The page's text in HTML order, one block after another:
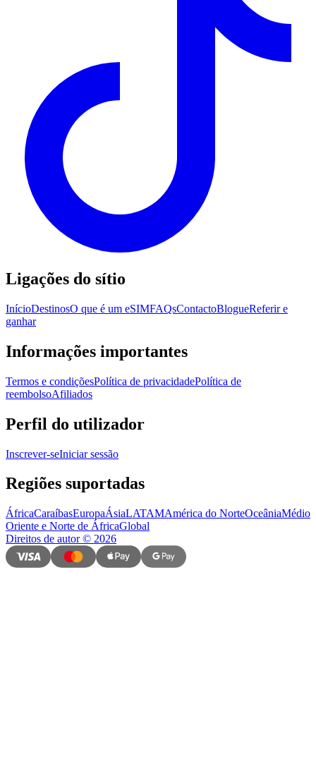
Ligações do sítio
InícioDestinosO que é um eSIMFAQsContactoBlogueReferir e
ganhar
Informações importantes
Termos e condiçõesPolítica de privacidadePolítica de
reembolsoAfiliados
Perfil do utilizador
Inscrever-seIniciar sessão
Regiões suportadas
ÁfricaCaraíbasEuropaÁsiaLATAMAmérica do NorteOceâniaMédio
Oriente e Norte de ÁfricaGlobal
Direitos de autor© 2026